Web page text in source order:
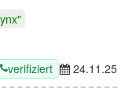
verifiziert 24.11.25